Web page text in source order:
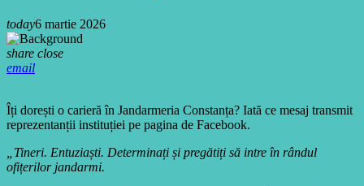
today6 martie 2026
share close
email
Îți dorești o carieră în Jandarmeria Constanța? Iată ce mesaj transmit
reprezentanții instituției pe pagina de Facebook.
„Tineri. Entuziaști. Determinați și pregătiți să intre în rândul
ofițerilor jandarmi.